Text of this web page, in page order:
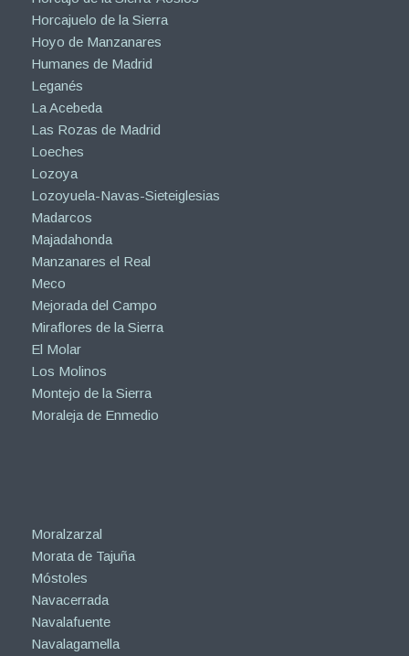
Horcajuelo de la Sierra
Hoyo de Manzanares
Humanes de Madrid
Leganés
La Acebeda
Las Rozas de Madrid
Loeches
Lozoya
Lozoyuela-Navas-Sieteiglesias
Madarcos
Majadahonda
Manzanares el Real
Meco
Mejorada del Campo
Miraflores de la Sierra
El Molar
Los Molinos
Montejo de la Sierra
Moraleja de Enmedio
Moralzarzal
Morata de Tajuña
Móstoles
Navacerrada
Navalafuente
Navalagamella